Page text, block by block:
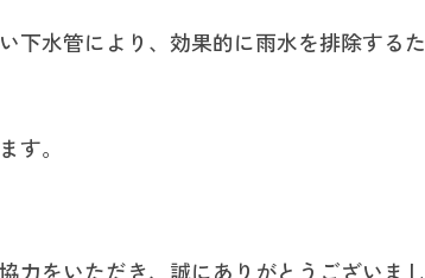
下水管により、効果的に雨水を排除するた
す。
力をいただき、誠にありがとうございまし